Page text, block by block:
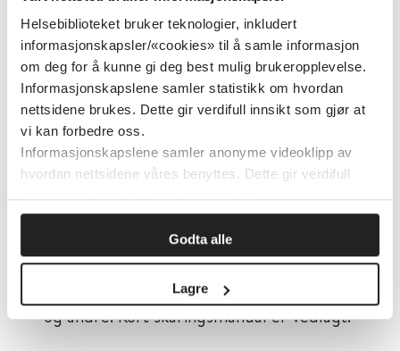
Helsebiblioteket bruker teknologier, inkludert
informasjonskapsler/«cookies» til å samle informasjon
om deg for å kunne gi deg best mulig brukeropplevelse.
Informasjonskapslene samler statistikk om hvordan
nettsidene brukes. Dette gir verdifull innsikt som gjør at
vi kan forbedre oss.
Informasjonskapslene samler anonyme videoklipp av
hvordan nettsidene våres benyttes. Dette gir verdifull
Godta alle
Lagre
symptomer og plager, og en
oppsummering av hva slags behandling
som er gitt.
CORE-OM er selvutfylling for pasienten,
og hvis den brukes ved innledning og
avslutning av terapien angir den grad av
endring i symptomer og plager fra start
til avslutning. Man får ut en totalskår, og
4 subdimensjoner: Funksjon, problem,
velvære og risiko – for skade på seg selv
og andre. Kort skåringsmanual er vedlagt.